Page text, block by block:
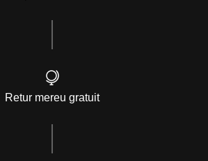
Retur mereu gratuit